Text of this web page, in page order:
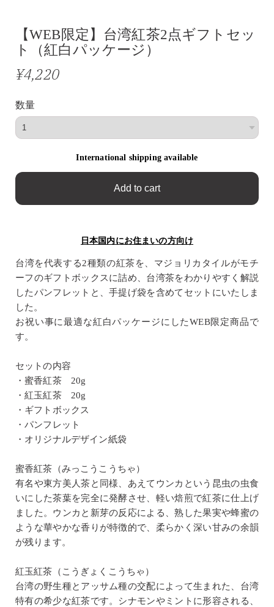
【WEB限定】台湾紅茶2点ギフトセッ
ト（紅白パッケージ）
¥4,220
数量
International shipping available
Add to cart
日本国内にお住まいの方向け
台湾を代表する2種類の紅茶を、マジョリカタイルがモチ
ーフのギフトボックスに詰め、台湾茶をわかりやすく解説
したパンフレットと、手提げ袋を含めてセットにいたしま
した。
お祝い事に最適な紅白パッケージにしたWEB限定商品で
す。
セットの内容
・蜜香紅茶 20g
・紅玉紅茶 20g
・ギフトボックス
・パンフレット
・オリジナルデザイン紙袋
蜜香紅茶（みっこうこうちゃ）
有名や東方美人茶と同様、あえてウンカという昆虫の虫食
いにした茶葉を完全に発酵させ、軽い焙煎で紅茶に仕上げ
ました。ウンカと新芽の反応による、熟した果実や蜂蜜の
ような華やかな香りが特徴的で、柔らかく深い甘みの余韻
が残ります。
紅玉紅茶（こうぎょくこうちゃ）
台湾の野生種とアッサム種の交配によって生まれた、台湾
特有の希少な紅茶です。シナモンやミントに形容される、